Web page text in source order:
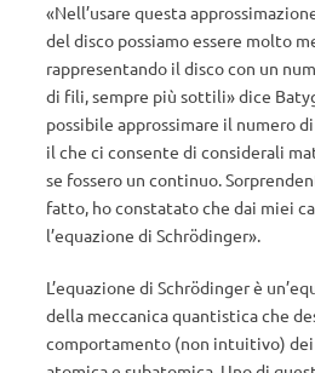
«Nell’usare questa
del disco possiamo essere molto
rappresentando il disco con un
di fili, sempre più sottili» dice
possibile approssimare il numero
il che ci consente di considerali
se fossero un continuo.
fatto, ho constatato che dai miei
l’equazione di Schrödinger».
L’equazione di Schrödinger è
della meccanica quantistica che
comportamento (non intuitivo) dei